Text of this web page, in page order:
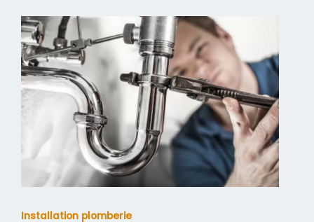
Installation plomberie